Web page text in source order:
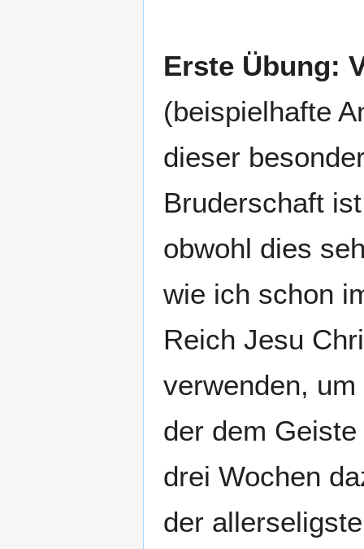
Erste Übung:
(beispielhafte
dieser
Bruderschaft
obwohl dies
wie ich schon
Reich Jesu
verwenden,
der dem
drei Wochen
der